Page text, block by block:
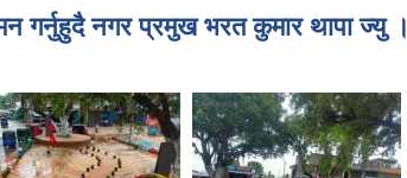
गर्नुहुदै नगर प्रमुख भरत कुमार थापा ज्यु ।